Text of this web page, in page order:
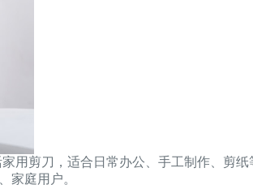
用剪刀，适合日常办公、手工制作、剪纸
家庭用户。